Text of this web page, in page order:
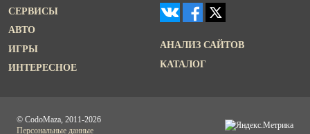
СЕРВИСЫ
АВТО
ИГРЫ
ИНТЕРЕСНОЕ
АНАЛИЗ САЙТОВ
КАТАЛОГ
© CodoMaza, 2011-2026
Персональные данные